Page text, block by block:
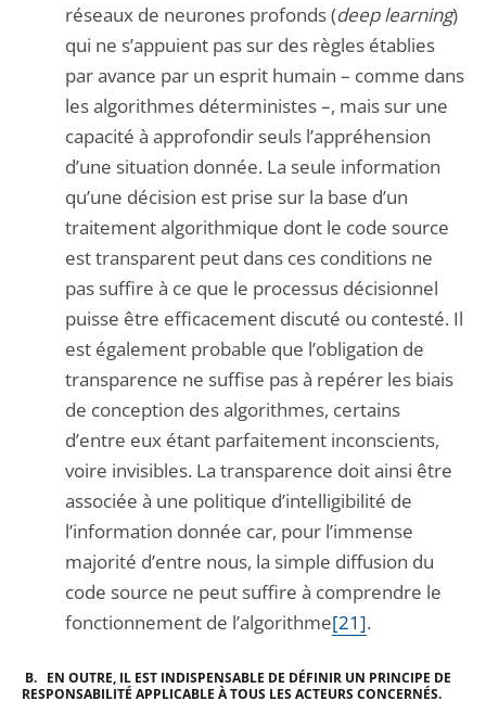
réseaux de neurones profonds (deep learning)
qui ne s’appuient pas sur des règles établies
par avance par un esprit humain – comme dans
les algorithmes déterministes –, mais sur une
capacité à approfondir seuls l’appréhension
d’une situation donnée. La seule information
qu’une décision est prise sur la base d’un
traitement algorithmique dont le code source
est transparent peut dans ces conditions ne
pas suffire à ce que le processus décisionnel
puisse être efficacement discuté ou contesté. Il
est également probable que l’obligation de
transparence ne suffise pas à repérer les biais
de conception des algorithmes, certains
d’entre eux étant parfaitement inconscients,
voire invisibles. La transparence doit ainsi être
associée à une politique d’intelligibilité de
l’information donnée car, pour l’immense
majorité d’entre nous, la simple diffusion du
code source ne peut suffire à comprendre le
fonctionnement de l’algorithme[21].
B. EN OUTRE, IL EST INDISPENSABLE DE DÉFINIR UN PRINCIPE DE
RESPONSABILITÉ APPLICABLE À TOUS LES ACTEURS CONCERNÉS.